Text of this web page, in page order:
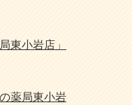
東小岩店」
薬局東小岩